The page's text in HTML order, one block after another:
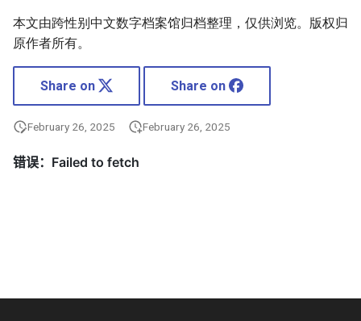
本文由跨性别中文数字档案馆归档整理，仅供浏览。版权归
原作者所有。
Share on Share on
February 26, 2025 February 26, 2025